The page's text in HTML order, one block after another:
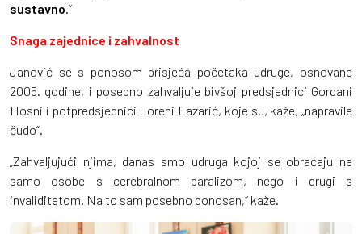
sustavno.“
Snaga zajednice i zahvalnost
Janović se s ponosom prisjeća početaka udruge, osnovane
2005. godine, i posebno zahvaljuje bivšoj predsjednici Gordani
Hosni i potpredsjednici Loreni Lazarić, koje su, kaže, „napravile
čudo“.
„Zahvaljujući njima, danas smo udruga kojoj se obraćaju ne
samo osobe s cerebralnom paralizom, nego i drugi s
invaliditetom. Na to sam posebno ponosan,“ kaže.